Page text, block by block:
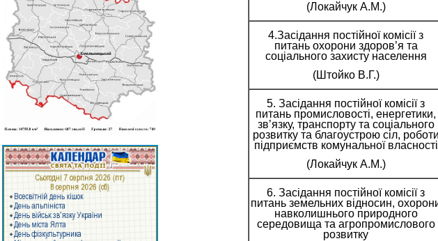
(Локайчук А.М.)
4.Засідання постійної комісії з
питань охорони здоров’я та
соціального захисту населення
(Штойко В.Г.)
5. Засідання постійної комісії з
питань промисловості, енергетики,
зв’язку, транспорту та соціального
розвитку та благоустрою сіл, роботи
підприємств комунальної власності
(Локайчук А.М.)
6. Засідання постійної комісії з
питань земельних відносин,
навколишнього природного
середовища та агропромислового
розвитку